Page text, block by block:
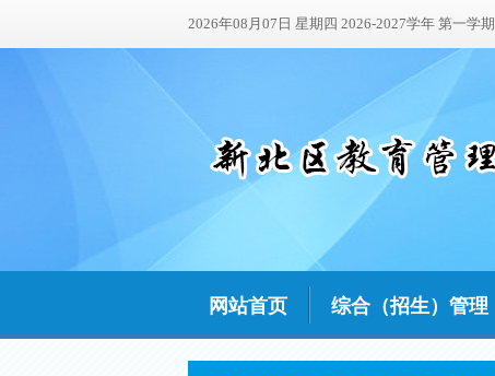
2026年08月07日 星期四 2026-2027学年 第一学期
网站首页 综合（招生）管理